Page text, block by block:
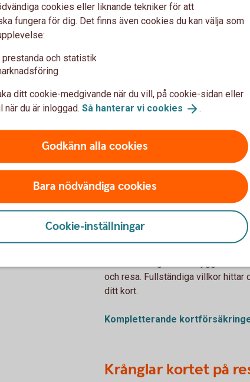
av våra bankkort eller kreditkort
och vilken hjälp du kan få.
din resa
när som helst.
du ska ut och
Extra trygghet med
När du betalar resan med kortet
och resa. Fullständiga villkor
ditt kort.
Kompletterande
Krånglar kortet på
cookies eller liknande tekniker för att
fungera för dig. Det finns även cookies du kan välja som
prestanda och statistik
ditt cookie-medgivande när du vill, på cookie-sidan eller
när du är inloggad. Så hanterar vi cookies .
Godkänn alla cookies
Bara nödvändiga cookies
Cookie-inställningar